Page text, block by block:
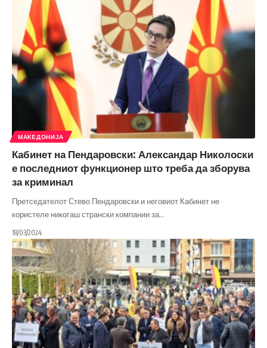
МАКЕДОНИЈА
Кабинет на Пендаровски: Александар Николоски
е последниот функционер што треба да зборува
за криминал
Претседателот Стево Пендаровски и неговиот Кабинет не
користеле никогаш странски компании за…
18/03/2024